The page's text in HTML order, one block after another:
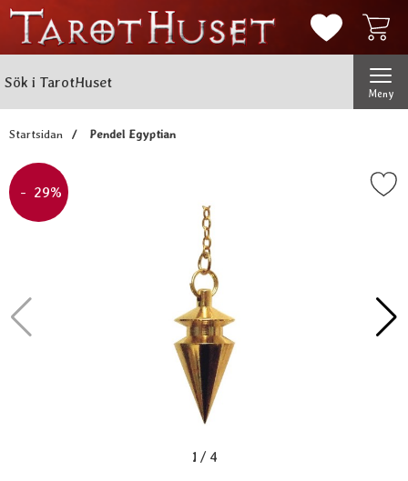
Mina
Meny
Startsidan Pendel Egyptian
Markera pendel
Priset är nedsatt med
- 29%
1 / 4